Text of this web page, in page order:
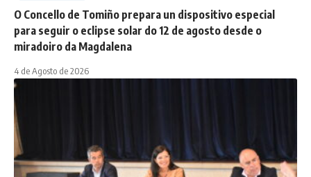
O Concello de Tomiño prepara un dispositivo especial
para seguir o eclipse solar do 12 de agosto desde o
miradoiro da Magdalena
4 de Agosto de 2026